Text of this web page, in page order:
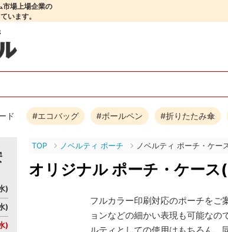
市場上場企業の
います。
ド #エコバッグ #ボールペン #折りたたみ傘
TOP ノベルティ ポーチ ノベルティ ポーチ・ケー
オリジナル ポーチ・ケー
フルカラー印刷対応のポーチをご
ョンなどの細かい表現も可能な
)
)
)